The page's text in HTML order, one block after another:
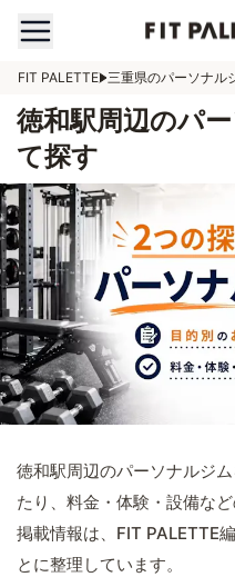
FIT PALETTE 三重県のパーソナル
徳和駅周辺のパ
て探す
徳和駅周辺のパーソナルジ
たり、料金・体験・設備な
掲載情報は、FIT PALETTE
とに整理しています。